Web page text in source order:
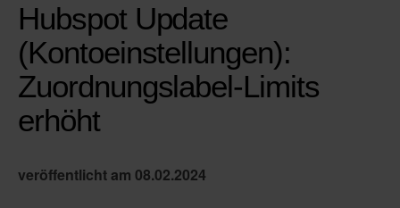
Hubspot Update
(Kontoeinstellungen):
Zuordnungslabel-Limits
erhöht
veröffentlicht am 08.02.2024